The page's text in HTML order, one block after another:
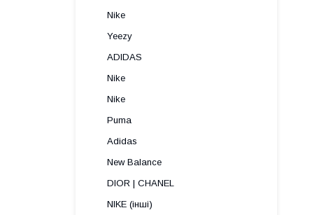
Nike
Yeezy
ADIDAS
Nike
Nike
Puma
Adidas
New Balance
DIOR | CHANEL
NIKE (інші)